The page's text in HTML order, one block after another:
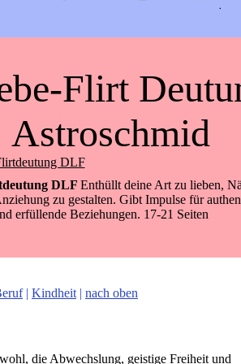
DLF
DLF Enthüllt deine Art zu lieben,
zu gestalten. Gibt Impulse für
erfüllende Beziehungen. 17-21 Seiten
| Kindheit | nach oben
die Abwechslung, geistige Freiheit und